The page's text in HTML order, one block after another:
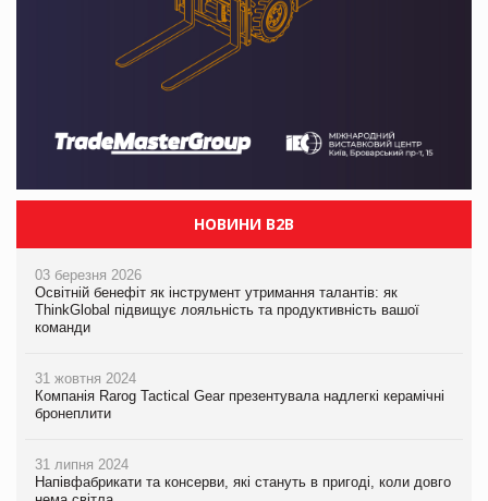
НОВИНИ B2B
03 березня 2026
Освітній бенефіт як інструмент утримання талантів: як
ThinkGlobal підвищує лояльність та продуктивність вашої
команди
31 жовтня 2024
Компанія Rarog Tactical Gear презентувала надлегкі керамічні
бронеплити
31 липня 2024
Напівфабрикати та консерви, які стануть в пригоді, коли довго